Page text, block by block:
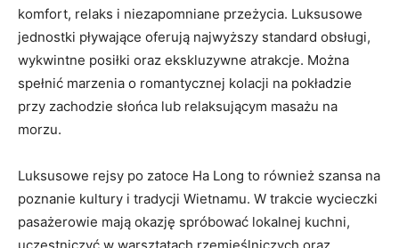
komfort, relaks i niezapomniane przeżycia. Luksusowe
jednostki pływające‍ oferują najwyższy ‌standard obsługi,
wykwintne posiłki oraz ekskluzywne atrakcje. Można
spełnić ⁣marzenia o romantycznej kolacji na pokładzie
przy zachodzie słońca lub relaksującym masażu na
morzu.
Luksusowe rejsy po zatoce Ha Long to również szansa na
poznanie​ kultury i tradycji Wietnamu. W trakcie wycieczki
pasażerowie ‌mają okazję ⁣spróbować lokalnej kuchni,